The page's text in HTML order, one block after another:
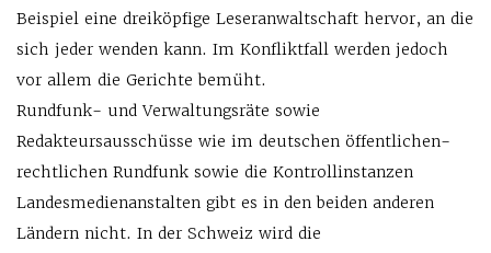
Beispiel eine dreiköpfige Leseranwaltschaft hervor, an die
sich jeder wenden kann. Im Konfliktfall werden jedoch
vor allem die Gerichte bemüht.
Rundfunk- und Verwaltungsräte sowie
Redakteursausschüsse wie im deutschen öffentlichen-
rechtlichen Rundfunk sowie die Kontrollinstanzen
Landesmedienanstalten gibt es in den beiden anderen
Ländern nicht. In der Schweiz wird die